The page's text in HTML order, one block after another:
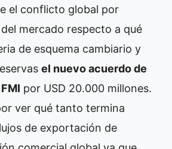
el conflicto global por
mercado respecto a qué
de esquema cambiario y
el nuevo acuerdo de
por USD 20.000 millones.
ver qué tanto termina
de exportación de